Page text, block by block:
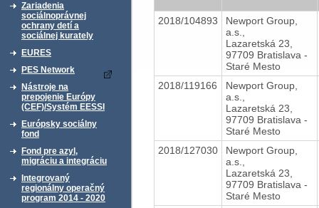
Zariadenia
sociálnoprávnej
ochrany detí a
sociálnej kurately
EURES
PES Network
Nástroje na
prepojenie Európy
(CEF)/Systém EESSI
Európsky sociálny
fond
Fond pre azyl,
migráciu a integráciu
Integrovaný
regionálny operačný
program 2014 - 2020
2018/104893
Newport Group,
a.s.,
Lazaretská 23,
97709 Bratislava -
Staré Mesto
2018/119166
Newport Group,
a.s.,
Lazaretská 23,
97709 Bratislava -
Staré Mesto
2018/127030
Newport Group,
a.s.,
Lazaretská 23,
97709 Bratislava -
Staré Mesto